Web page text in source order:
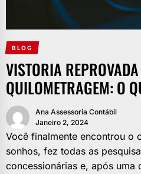
BLOG
VISTORIA
QUILOMETRAGEM: O
Ana Assessoria Contábil
Janeiro 2, 2024
Você finalmente encontrou o
sonhos, fez todas as
concessionárias e, após uma